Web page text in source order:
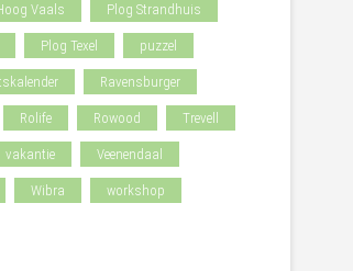
Vaals Plog Strandhuis
Plog Texel puzzel
Ravensburger
Rolife Rowood Trevell
vakantie Veenendaal
Wibra workshop